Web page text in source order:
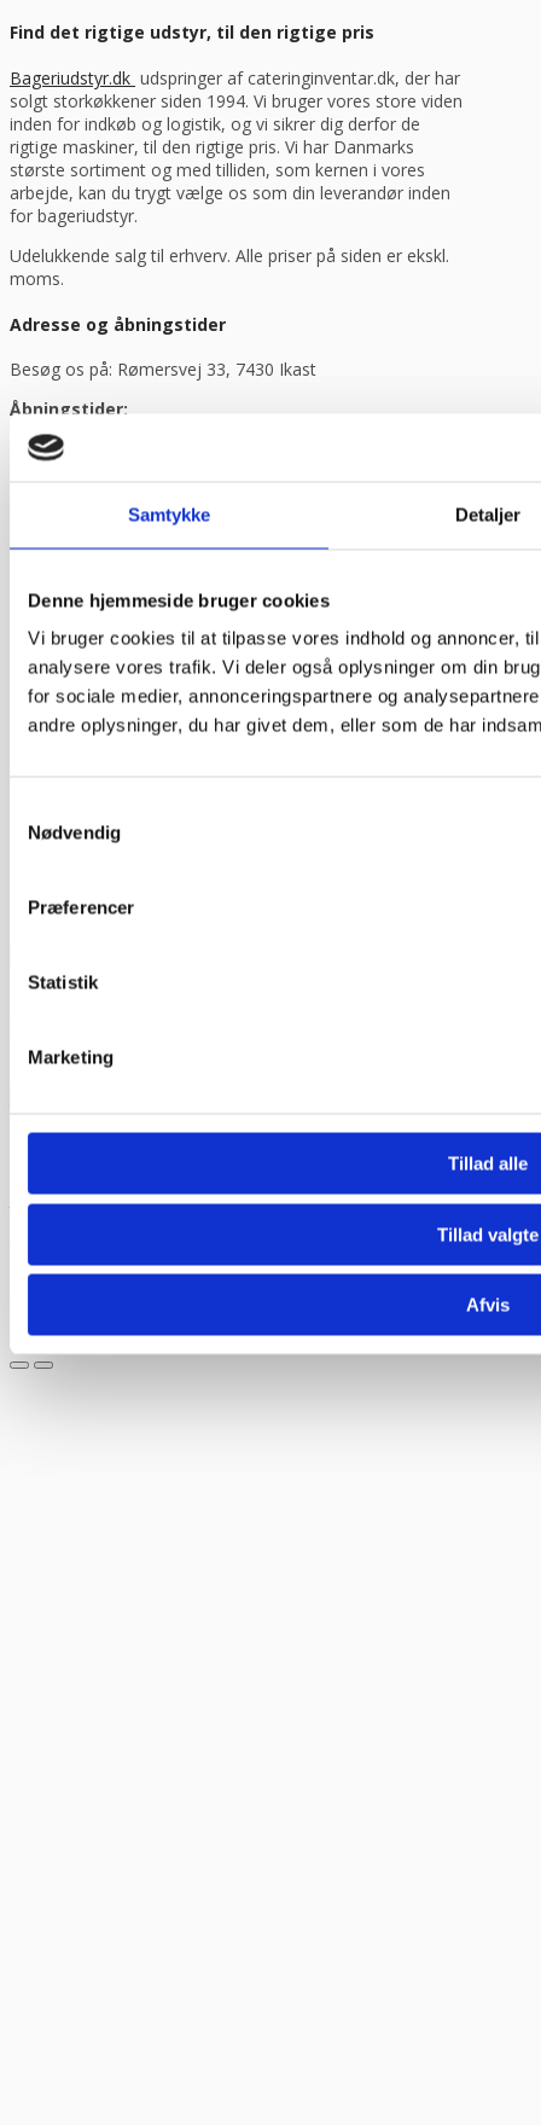
Samtykke Detaljer
Denne hjemmeside bruger cookies
Vi bruger cookies til at tilpasse vores indhold og annoncer,
analysere vores trafik. Vi deler også oplysninger om din
for sociale medier, annonceringspartnere og
andre oplysninger, du har givet dem, eller som de har
Nødvendig
Præferencer
Statistik
Marketing
Tillad alle
Tillad valgte
Afvis
Find det rigtige udstyr, til den rigtige pris
Bageriudstyr.dk udspringer af cateringinventar.dk, der har
solgt storkøkkener siden 1994. Vi bruger vores store viden
inden for indkøb og logistik, og vi sikrer dig derfor de
rigtige maskiner, til den rigtige pris. Vi har Danmarks
største sortiment og med tilliden, som kernen i vores
arbejde, kan du trygt vælge os som din leverandør inden
for bageriudstyr.
Udelukkende salg til erhverv. Alle priser på siden er ekskl.
moms.
Adresse og åbningstider
Besøg os på: Rømersvej 33, 7430 Ikast
Åbningstider:
Mandag til torsdag fra 08:30 – 16:00.
Fredag fra 08.30 – 13.30.
Tlf.78 76 36 12
Har du brug for support?
E-mail:mail@cateringinventar.dk
Hurtige links
Faq og EAN
Større ordre?
Prøv "Få et samlet tilbud" funktionen ved at sætte flueben i “Tilføj
til min tilbudsliste” under læg i kurven knappen.
Ordren består af minimum tre varer og har en værdi af 15.000 kr.